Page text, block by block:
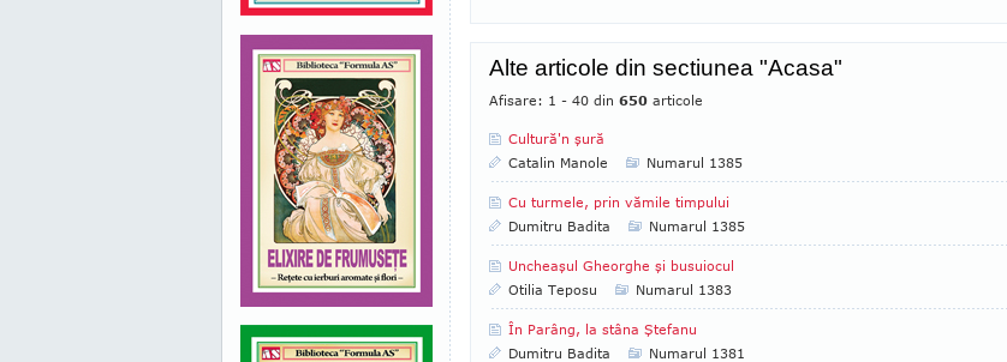
Alte articole din sectiunea "Acasa"
Afisare: 1 - 40 din 650 articole
Cultură'n şură
Catalin Manole
Numarul 1385
Cu turmele, prin vămile timpului
Dumitru Badita
Numarul 1385
Uncheaşul Gheorghe şi busuiocul
Otilia Teposu
Numarul 1383
În Parâng, la stâna Ştefanu
Dumitru Badita
Numarul 1381